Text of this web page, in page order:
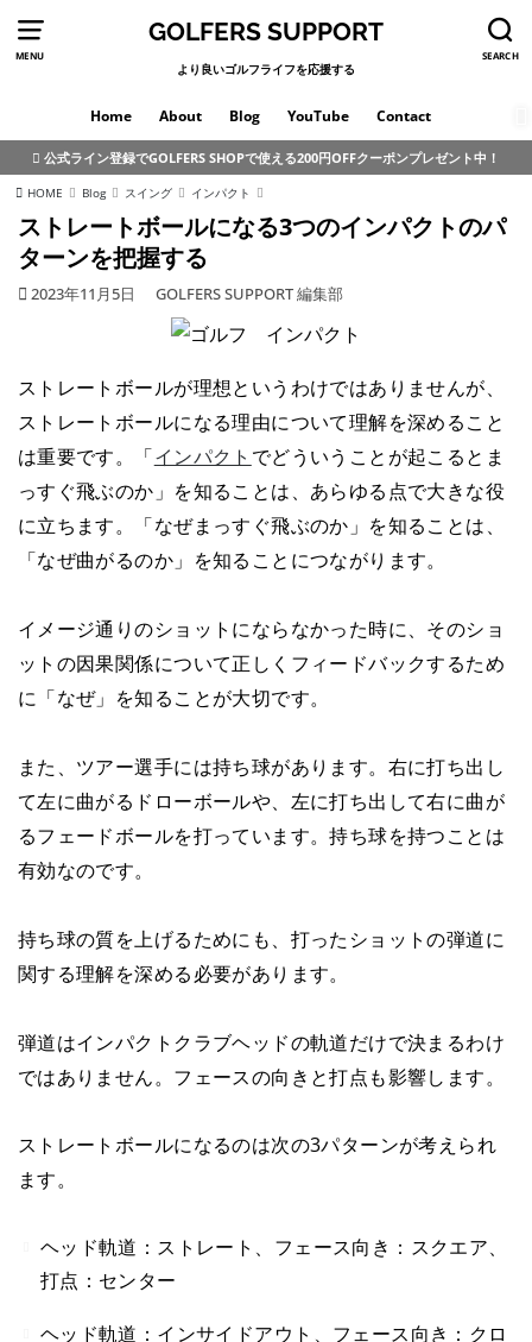
MENU SEARCH
GOLFERS SUPPORT
より良いゴルフライフを応援する
Home About Blog YouTube Contact
公式ライン登録でGOLFERS SHOPで使える200円OFFクーポンプレゼント中！
HOME Blog スイング インパクト
ストレートボールになる3つのインパクトのパ
ターンを把握する
2023年11月5日 GOLFERS SUPPORT 編集部
ストレートボールが理想というわけではありませんが、
ストレートボールになる理由について理解を深めること
は重要です。「インパクト でどういうことが起こるとま
っすぐ飛ぶのか」を知ることは、あらゆる点で大きな役
に立ちます。「なぜまっすぐ飛ぶのか」を知ることは、
「なぜ曲がるのか」を知ることにつながります。
イメージ通りのショットにならなかった時に、そのショ
ットの因果関係について正しくフィードバックするため
に「なぜ」を知ることが大切です。
また、ツアー選手には持ち球があります。右に打ち出し
て左に曲がるドローボールや、左に打ち出して右に曲が
るフェードボールを打っています。持ち球を持つことは
有効なのです。
持ち球の質を上げるためにも、打ったショットの弾道に
関する理解を深める必要があります。
弾道はインパクトクラブヘッドの軌道だけで決まるわけ
ではありません。フェースの向きと打点も影響します。
ストレートボールになるのは次の3パターンが考えられ
ます。
ヘッド軌道：ストレート、フェース向き：スクエア、
打点：センター
ヘッド軌道：インサイドアウト、フェース向き：クロ